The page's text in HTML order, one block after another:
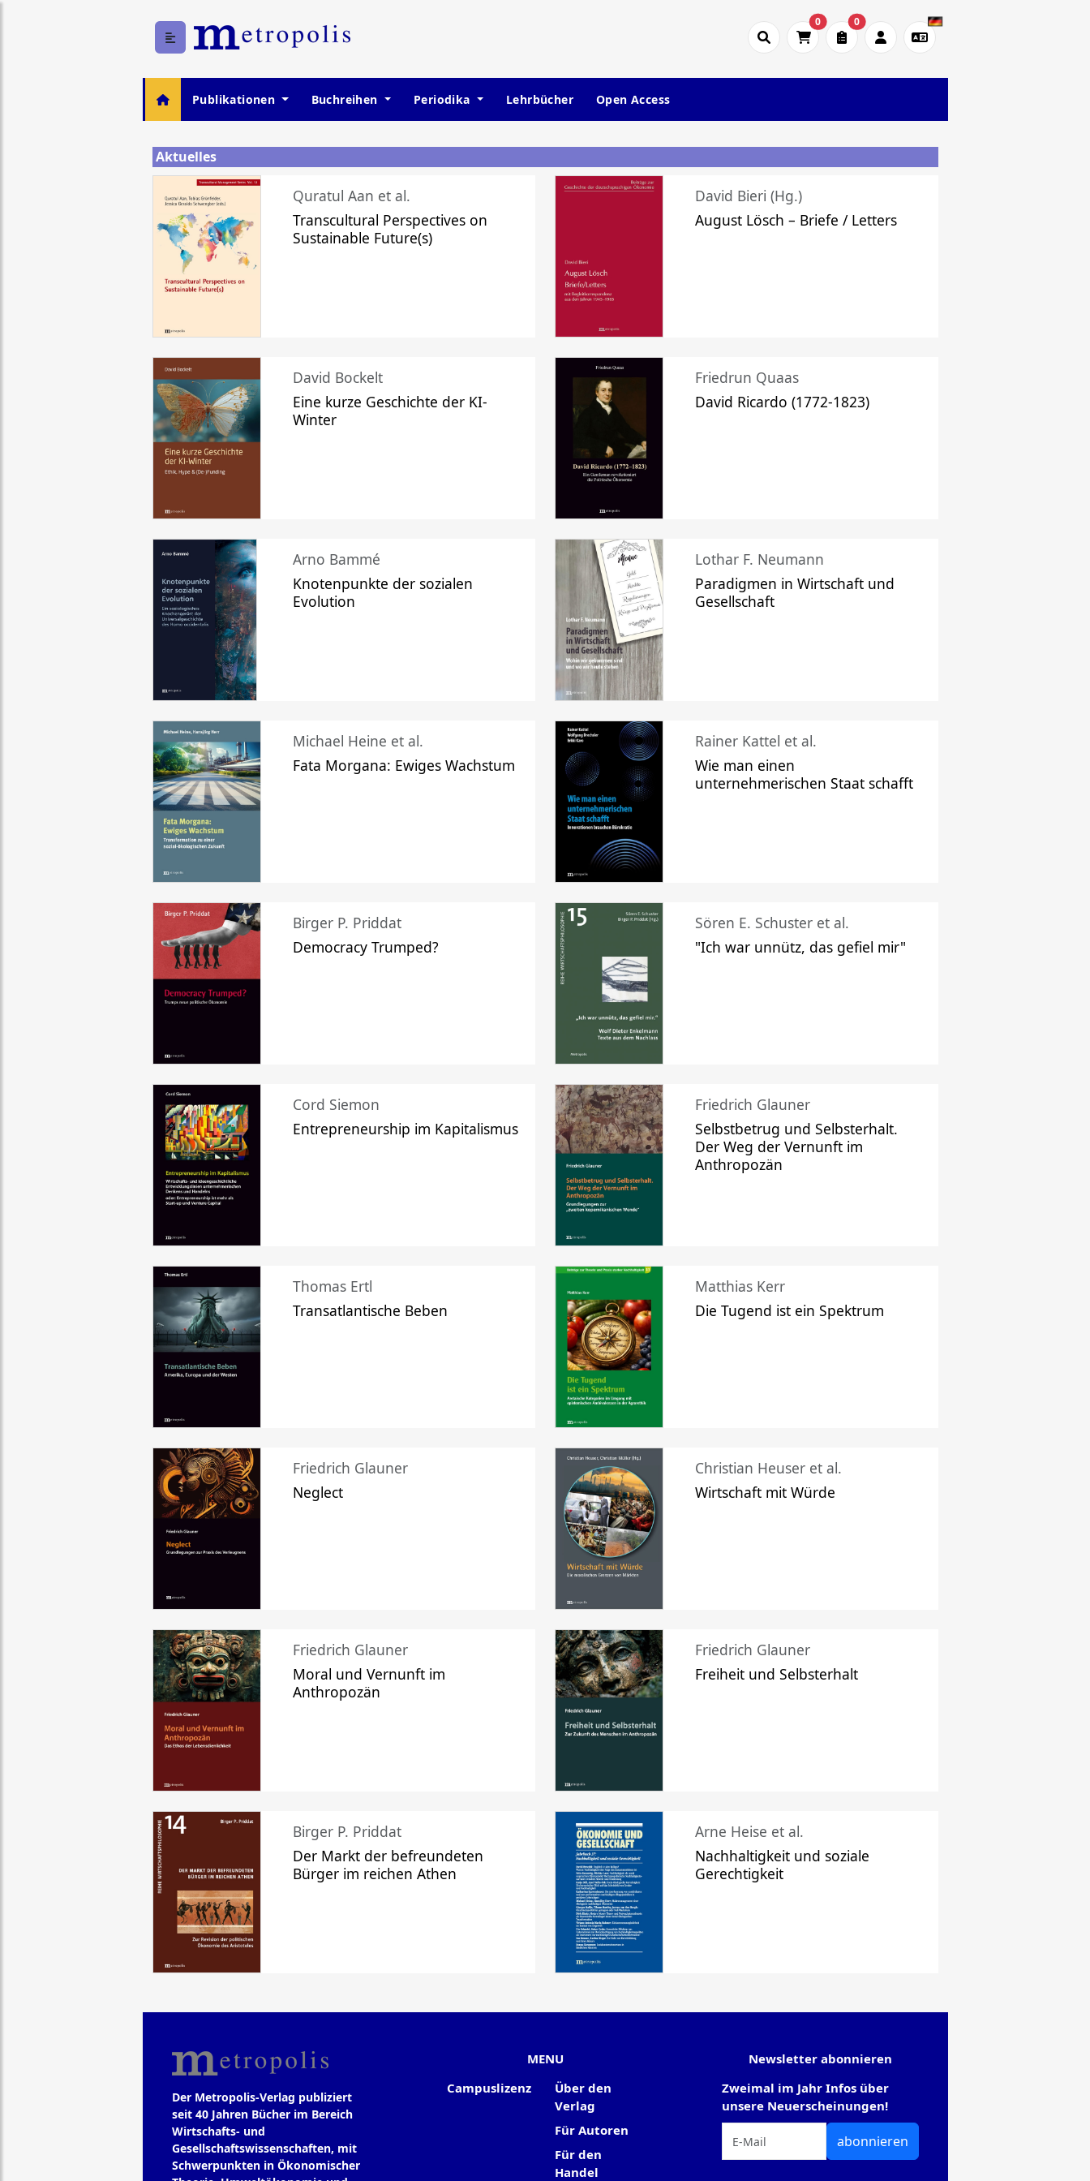
0 0
Publikationen Buchreihen Periodika Lehrbücher Open Access
Aktuelles
Quratul Aan et al.
Transcultural Perspectives on
Sustainable Future(s)
David Bieri (Hg.)
August Lösch – Briefe / Letters
David Bockelt
Eine kurze Geschichte der KI-
Winter
Friedrun Quaas
David Ricardo (1772-1823)
Arno Bammé
Knotenpunkte der sozialen
Evolution
Lothar F. Neumann
Paradigmen in Wirtschaft und
Gesellschaft
Michael Heine et al.
Fata Morgana: Ewiges Wachstum
Rainer Kattel et al.
Wie man einen
unternehmerischen Staat schafft
Birger P. Priddat
Democracy Trumped?
Sören E. Schuster et al.
"Ich war unnütz, das gefiel mir"
Cord Siemon
Entrepreneurship im Kapitalismus
Friedrich Glauner
Selbstbetrug und Selbsterhalt.
Der Weg der Vernunft im
Anthropozän
Thomas Ertl
Transatlantische Beben
Matthias Kerr
Die Tugend ist ein Spektrum
Friedrich Glauner
Neglect
Christian Heuser et al.
Wirtschaft mit Würde
Friedrich Glauner
Moral und Vernunft im
Anthropozän
Friedrich Glauner
Freiheit und Selbsterhalt
Birger P. Priddat
Der Markt der befreundeten
Bürger im reichen Athen
Arne Heise et al.
Nachhaltigkeit und soziale
Gerechtigkeit
Der Metropolis-Verlag publiziert
seit 40 Jahren Bücher im Bereich
Wirtschafts- und
Gesellschaftswissenschaften, mit
Schwerpunkten in Ökonomischer
MENU
Campuslizenz
Über den
Verlag
Für Autoren
Für den
Handel
Newsletter abonnieren
Zweimal im Jahr Infos über
unsere Neuerscheinungen!
abonnieren